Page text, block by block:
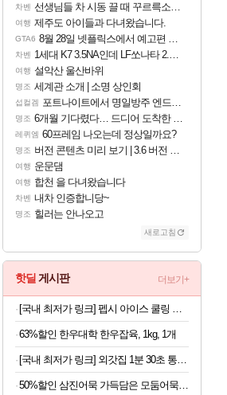
차벤 선생님들 차 시동 끌 때 꾸르륵소리나는데
여행 제주도 아이들과 다녀왔습니다.
GTA6 8월 28일 넷플릭스에서 예고편 공개 예정
차벤 1세대 K7 3.5NA인데 LF쏘나타 2.0NA 기변하면 유류비 절약이 얼마나 될까요..?
여행 설악산 울산바위
명조 세계관 소개 | 소명 상인회
섭컬겜 포트나이트에서 명일방주 엔드필드 [펠리카] 판매 예정
명조 6개월 기다렸다… 드디어 도착한 치사 메신저백! 실물 후기
레퀴엠 60프레임 나오는데 정상일까요?
명조 버전 콘텐츠 미리 보기 | 3.6 버전 「신기루 속 등불 그림자, 속세에 깃든 검의 결심」이 8월 20일에 업데이트됩니다!
여행 운문댐
여행 합천 을 다녀왔습니다
차벤 내차 인증합니당~
명조 힐러는 안나오고
새로고침
핫딜 게시판 더보기+
63%할인 한우대학 한우잡육, 1kg, 1개